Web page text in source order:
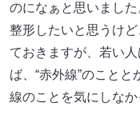
のになぁと思いまし
整形したいと思うけ
ておきますが、若い
ば、“赤外線”のこと
線のことを気にしなか